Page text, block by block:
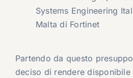
Systems Engineering
Malta di Fortinet
Partendo da questo
deciso di rendere disponibile